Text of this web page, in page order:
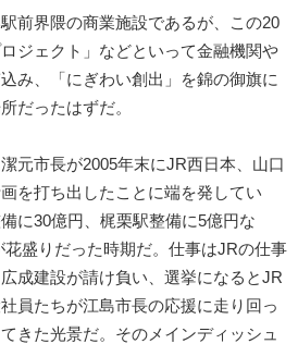
前界隈の商業施設であるが、この20
ジェクト」などといって金融機関や
み、「にぎわい創出」を錦の御旗に
だったはずだ。
元市長が2005年末にJR西日本、山口
を打ち出したことに端を発してい
に30億円、梶栗駅整備に5億円な
盛りだった時期だ。仕事はJRの仕事
成建設が請け負い、選挙になるとJR
員たちが江島市長の応援に走り回っ
きた光景だ。そのメインディッシュ